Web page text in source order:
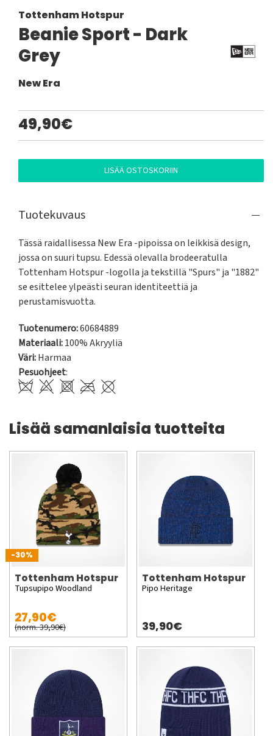
Tottenham Hotspur
Beanie Sport - Dark
Grey
New Era
49,90€
LISÄÄ OSTOSKORIIN
Tuotekuvaus
Tässä raidallisessa New Era -pipoissa on leikkisä design,
jossa on suuri tupsu. Edessä olevalla brodeeratulla
Tottenham Hotspur -logolla ja tekstillä "Spurs" ja "1882"
se esittelee ylpeästi seuran identiteettiä ja
perustamisvuotta.
Tuotenumero:60684889
Materiaali:100% Akryyliä
Väri:Harmaa
Pesuohjeet:
Lisää samanlaisia tuotteita
-30%
Tottenham Hotspur
Tupsupipo Woodland
27,90€
(norm. 39,90€)
Tottenham Hotspur
Pipo Heritage
39,90€